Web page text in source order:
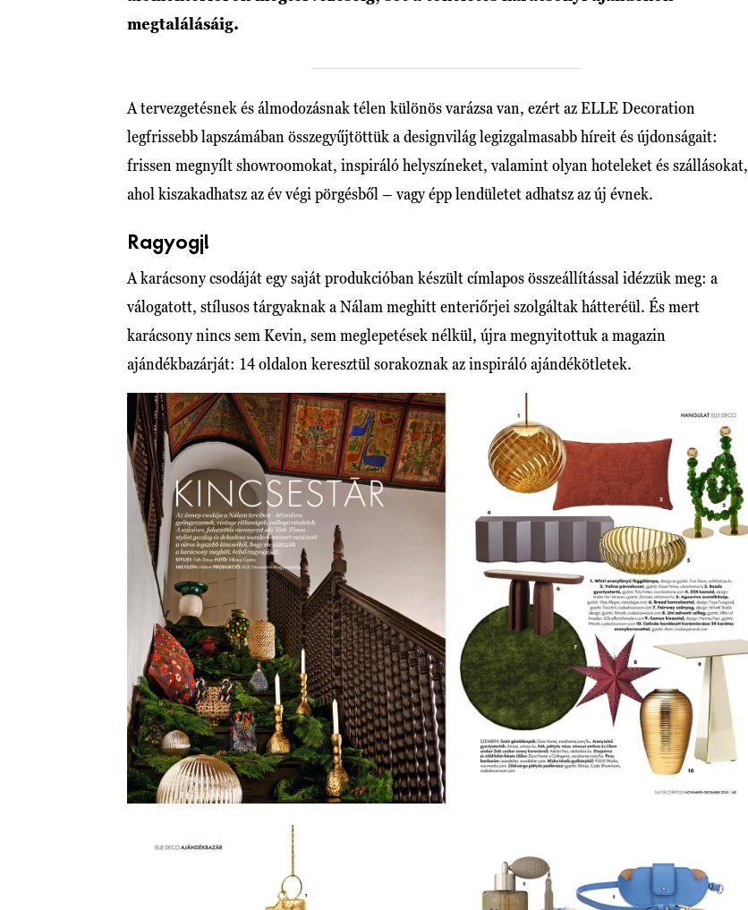
megtalálásáig.
A tervezgetésnek és álmodozásnak télen különös varázsa van, ezért az ELLE Decoration
legfrissebb lapszámában összegyűjtöttük a designvilág legizgalmasabb híreit és újdonságait:
frissen megnyílt showroomokat, inspiráló helyszíneket, valamint olyan hoteleket és szállásokat,
ahol kiszakadhatsz az év végi pörgésből – vagy épp lendületet adhatsz az új évnek.
Ragyogj!
A karácsony csodáját egy saját produkcióban készült címlapos összeállítással idézzük meg: a
válogatott, stílusos tárgyaknak a Nálam meghitt enteriőrjei szolgáltak hátteréül. És mert
karácsony nincs sem Kevin, sem meglepetések nélkül, újra megnyitottuk a magazin
ajándékbazárját: 14 oldalon keresztül sorakoznak az inspiráló ajándékötletek.